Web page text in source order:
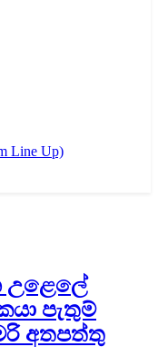
Line Up)
උළෙලේ
පැතුම්
අතපත්තු